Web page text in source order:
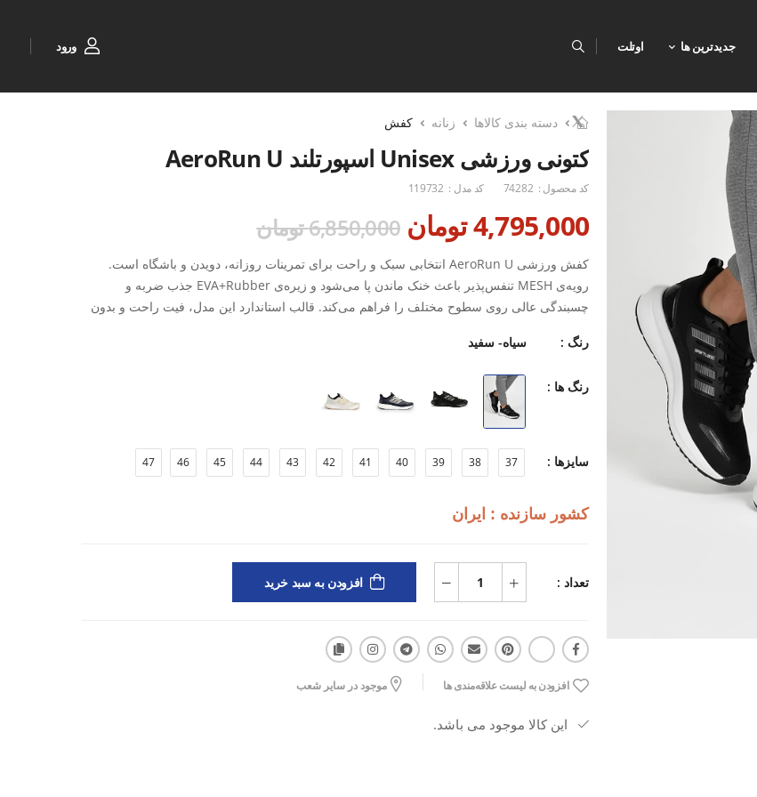
جدیدترین ها اوتلت ورود
دسته بندی کالاها زنانه کفش
کتونی ورزشی Unisex اسپورتلند AeroRun U
کد محصول : 74282 کد مدل : 119732
4,795,000 تومان 6,850,000 تومان
کفش ورزشی AeroRun U انتخابی سبک و راحت برای تمرینات روزانه، دویدن و باشگاه است.
رویه‌ی MESH تنفس‌پذیر باعث خنک ماندن پا می‌شود و زیره‌ی EVA+Rubber جذب ضربه و
چسبندگی عالی روی سطوح مختلف را فراهم می‌کند. قالب استاندارد این مدل، فیت راحت و بدون
ویژگی‌ها:رویه پارچه‌ای MESH با تهویه عالی و جلوگیری از تعریق
وزن سبک و مناسب دویدن، باشگاه، پیاده‌روی و تمرینات فیتنس
مناسب استفاده روزانه و ورزشی
رنگ : سیاه- سفید
رنگ ها :
سایزها : 37
38
39
40
41
42
43
44
45
46
47
کشور سازنده : ایران
تعداد : افزودن به سبد خرید
افزودن به لیست علاقه‌مندی ها موجود در سایر شعب
این کالا موجود می باشد.